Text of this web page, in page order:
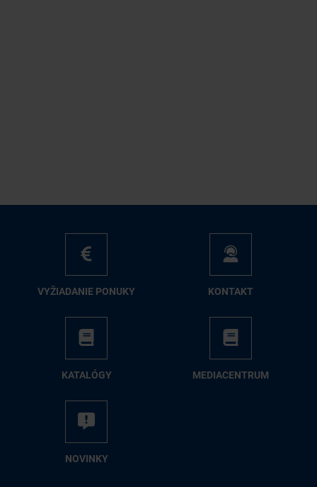
VY­ŽIA­DA­NIE PO­NU­KY KON­TAKT
KA­TA­LÓ­GY ME­DIA­CEN­TRUM
NO­VIN­KY